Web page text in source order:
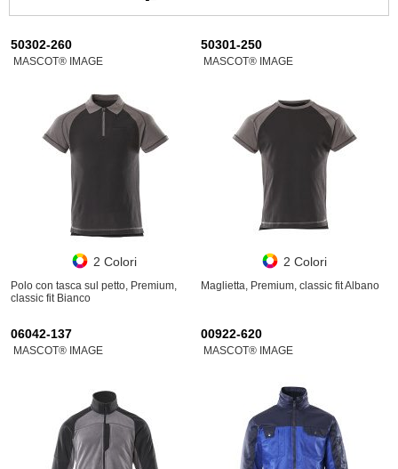
50302-260
MASCOT® IMAGE
2 Colori
Polo con tasca sul petto, Premium,
classic fit Bianco
50301-250
MASCOT® IMAGE
2 Colori
Maglietta, Premium, classic fit Albano
06042-137
MASCOT® IMAGE
00922-620
MASCOT® IMAGE